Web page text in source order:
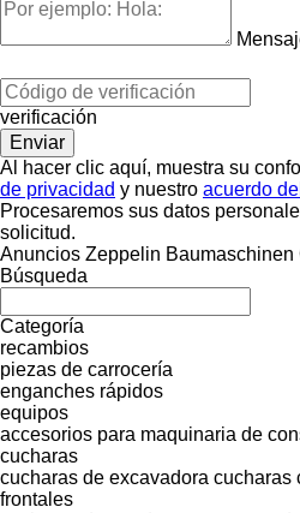
verificación
Al hacer clic aquí, muestra su
de privacidad y nuestro acuerdo
Procesaremos sus datos
solicitud.
Anuncios Zeppelin Baumaschinen
Búsqueda
Categoría
recambios
piezas de carrocería
enganches rápidos
equipos
accesorios para maquinaria de
cucharas
cucharas de excavadora cucharas
frontales